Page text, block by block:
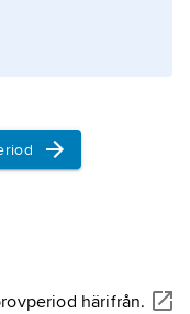
härifrån.